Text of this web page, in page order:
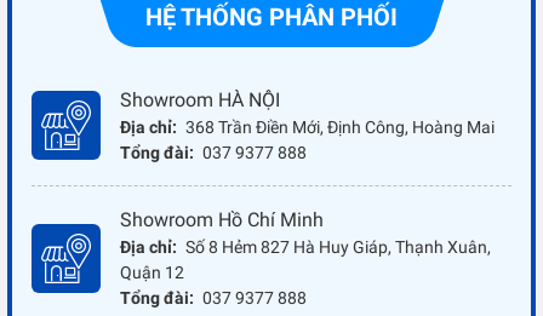
HỆ THỐNG PHÂN PHỐI
Showroom HÀ NỘI
Địa chỉ: 368 Trần Điền Mới, Định Công, Hoàng Mai
Tổng đài: 037 9377 888
Showroom Hồ Chí Minh
Địa chỉ: Số 8 Hẻm 827 Hà Huy Giáp, Thạnh Xuân,
Quận 12
Tổng đài: 037 9377 888